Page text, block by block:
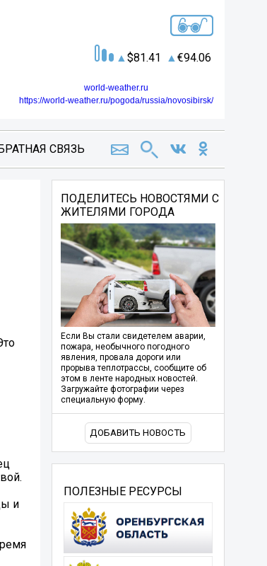
81.41 94.06
world-weather.ru
https://world-weather.ru/pogoda/russia/novosibirsk/
СВЯЗЬ
и
ПОДЕЛИТЕСЬ НОВОСТЯМИ С
ЖИТЕЛЯМИ ГОРОДА
Если Вы стали свидетелем аварии,
пожара, необычного погодного
явления, провала дороги или
прорыва теплотрассы, сообщите об
этом в ленте народных новостей.
Загружайте фотографии через
специальную форму.
ДОБАВИТЬ НОВОСТЬ
ПОЛЕЗНЫЕ РЕСУРСЫ